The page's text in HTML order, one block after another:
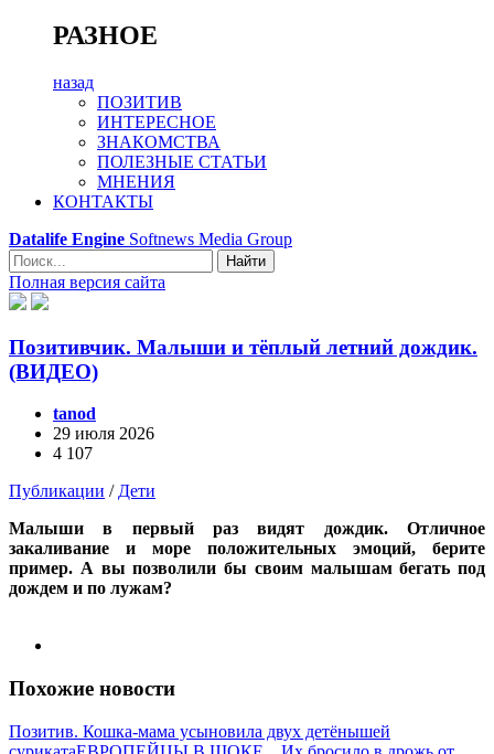
РАЗНОЕ
назад
ПОЗИТИВ
ИНТЕРЕСНОЕ
ЗНАКОМСТВА
ПОЛЕЗНЫЕ СТАТЬИ
МНЕНИЯ
КОНТАКТЫ
Datalife Engine Softnews Media Group
Найти
Полная версия сайта
Позитивчик. Малыши и тёплый летний дождик.
(ВИДЕО)
tanod
29 июля 2026
4 107
Публикации / Дети
Малыши в первый раз видят дождик. Отличное
закаливание и море положительных эмоций, берите
пример. А вы позволили бы своим малышам бегать под
дождем и по лужам?
Похожие новости
Позитив. Кошка-мама усыновила двух детёнышей